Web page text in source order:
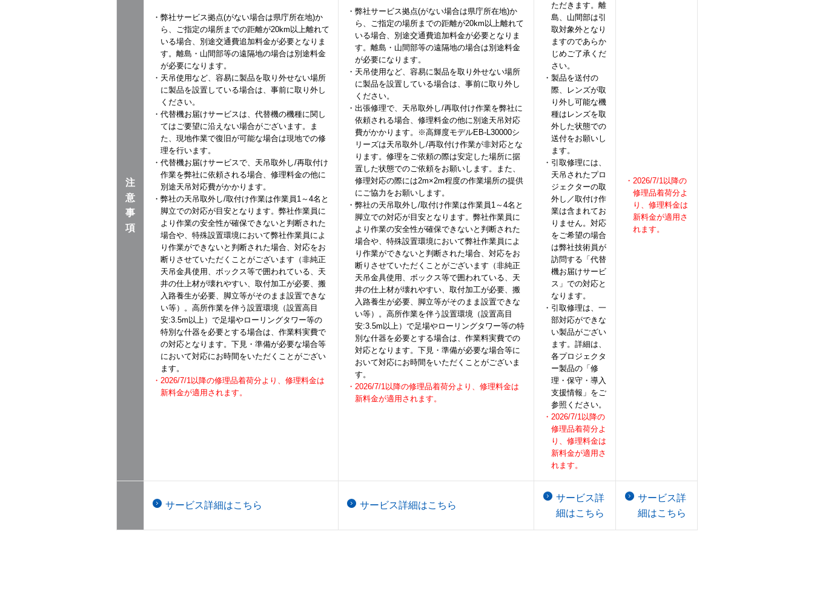
注
意
事
項
・弊社サービス拠点(がない場合は県庁所在地)か
ら、ご指定の場所までの距離が20km以上離れて
いる場合、別途交通費追加料金が必要となりま
す。離島・山間部等の遠隔地の場合は別途料金
が必要になります。
・天吊使用など、容易に製品を取り外せない場所
に製品を設置している場合は、事前に取り外し
ください。
・代替機お届けサービスは、代替機の機種に関し
てはご要望に沿えない場合がございます。ま
た、現地作業で復旧が可能な場合は現地での修
理を行います。
・代替機お届けサービスで、天吊取外し/再取付け
作業を弊社に依頼される場合、修理料金の他に
別途天吊対応費がかかります。
・弊社の天吊取外し/取付け作業は作業員1～4名と
脚立での対応が目安となります。弊社作業員に
より作業の安全性が確保できないと判断された
場合や、特殊設置環境において弊社作業員によ
り作業ができないと判断された場合、対応をお
断りさせていただくことがございます（非純正
天吊金具使用、ボックス等で囲われている、天
井の仕上材が壊れやすい、取付加工が必要、搬
入路養生が必要、脚立等がそのまま設置できな
い等）。高所作業を伴う設置環境（設置高目
安:3.5m以上）で足場やローリングタワー等の
特別な什器を必要とする場合は、作業料実費で
の対応となります。下見・準備が必要な場合等
において対応にお時間をいただくことがござい
ます。
・2026/7/1以降の修理品着荷分より、修理料金は
新料金が適用されます。
・弊社サービス拠点(がない場合は県庁所在地)か
ら、ご指定の場所までの距離が20km以上離れて
いる場合、別途交通費追加料金が必要となりま
す。離島・山間部等の遠隔地の場合は別途料金
が必要になります。
・天吊使用など、容易に製品を取り外せない場所
に製品を設置している場合は、事前に取り外し
ください。
・出張修理で、天吊取外し/再取付け作業を弊社に
依頼される場合、修理料金の他に別途天吊対応
費がかかります。※高輝度モデルEB-L30000シ
リーズは天吊取外し/再取付け作業が非対応とな
ります。修理をご依頼の際は安定した場所に据
置した状態でのご依頼をお願いします。また、
修理対応の際には2m×2m程度の作業場所の提供
にご協力をお願いします。
・弊社の天吊取外し/取付け作業は作業員1～4名と
脚立での対応が目安となります。弊社作業員に
より作業の安全性が確保できないと判断された
場合や、特殊設置環境において弊社作業員によ
り作業ができないと判断された場合、対応をお
断りさせていただくことがございます（非純正
天吊金具使用、ボックス等で囲われている、天
井の仕上材が壊れやすい、取付加工が必要、搬
入路養生が必要、脚立等がそのまま設置できな
い等）。高所作業を伴う設置環境（設置高目
安:3.5m以上）で足場やローリングタワー等の特
別な什器を必要とする場合は、作業料実費での
対応となります。下見・準備が必要な場合等に
おいて対応にお時間をいただくことがございま
す。
・2026/7/1以降の修理品着荷分より、修理料金は
新料金が適用されます。
ただきます。離
島、山間部は引
取対象外となり
ますのであらか
じめご了承くだ
さい。
・製品を送付の
際、レンズが取
り外し可能な機
種はレンズを取
外した状態での
送付をお願いし
ます。
・引取修理には、
天吊されたプロ
ジェクターの取
外し／取付け作
業は含まれてお
りません。対応
をご希望の場合
は弊社技術員が
訪問する「代替
機お届けサービ
ス」での対応と
なります。
・引取修理は、一
部対応ができな
い製品がござい
ます。詳細は、
各プロジェクタ
ー製品の「修
理・保守・導入
支援情報」をご
参照ください。
・2026/7/1以降の
修理品着荷分よ
り、修理料金は
新料金が適用さ
れます。
・2026/7/1以降の
修理品着荷分よ
り、修理料金は
新料金が適用さ
れます。
サービス詳細はこちら サービス詳細はこちら
サービス詳
細はこちら
サービス詳
細はこちら